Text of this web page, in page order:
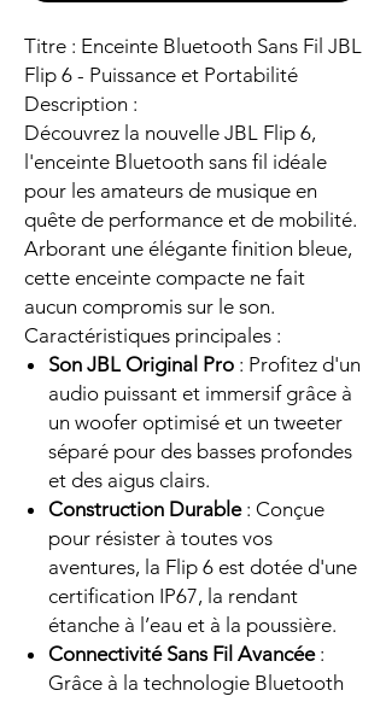
Titre : Enceinte Bluetooth Sans Fil JBL
Flip 6 - Puissance et Portabilité
Description :
Découvrez la nouvelle JBL Flip 6,
l'enceinte Bluetooth sans fil idéale
pour les amateurs de musique en
quête de performance et de mobilité.
Arborant une élégante finition bleue,
cette enceinte compacte ne fait
aucun compromis sur le son.
Caractéristiques principales :
Son JBL Original Pro : Profitez d'un
audio puissant et immersif grâce à
un woofer optimisé et un tweeter
séparé pour des basses profondes
et des aigus clairs.
Construction Durable: Conçue
pour résister à toutes vos
aventures, la Flip 6 est dotée d'une
certification IP67, la rendant
étanche à l’eau et à la poussière.
Connectivité Sans Fil Avancée:
Grâce à la technologie Bluetooth